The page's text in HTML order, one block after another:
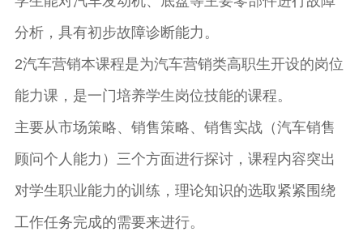
分析，具有初步故障诊断能力。
2汽车营销本课程是为汽车营销类高职生开设的岗位
能力课，是一门培养学生岗位技能的课程。
主要从市场策略、销售策略、销售实战（汽车销售
顾问个人能力）三个方面进行探讨，课程内容突出
对学生职业能力的训练，理论知识的选取紧紧围绕
工作任务完成的需要来进行。